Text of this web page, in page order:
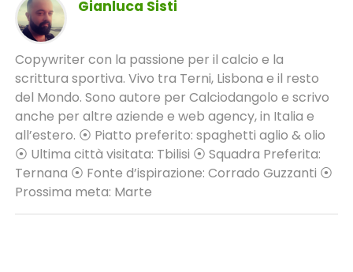
Gianluca Sisti
Copywriter con la passione per il calcio e la
scrittura sportiva. Vivo tra Terni, Lisbona e il resto
del Mondo. Sono autore per Calciodangolo e scrivo
anche per altre aziende e web agency, in Italia e
all’estero. ⦿ Piatto preferito: spaghetti aglio & olio
⦿ Ultima città visitata: Tbilisi ⦿ Squadra Preferita:
Ternana ⦿ Fonte d’ispirazione: Corrado Guzzanti ⦿
Prossima meta: Marte